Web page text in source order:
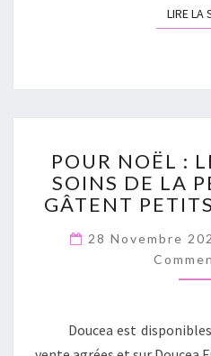
I
’
D
E
L
M
A
O
N
V
É
I
G
N
A
G
E
LIRE LA
U
R
O
Ë
L
E
POUR NOËL :
SOINS DE LA
GÂTENT
28 Novembre
Doucea est disponibles